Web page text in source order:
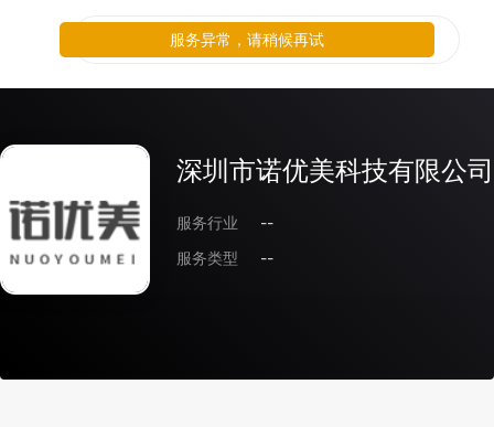
深圳市诺优美科技有限公司
服务行业
--
服务类型
--
服务异常，请稍候再试